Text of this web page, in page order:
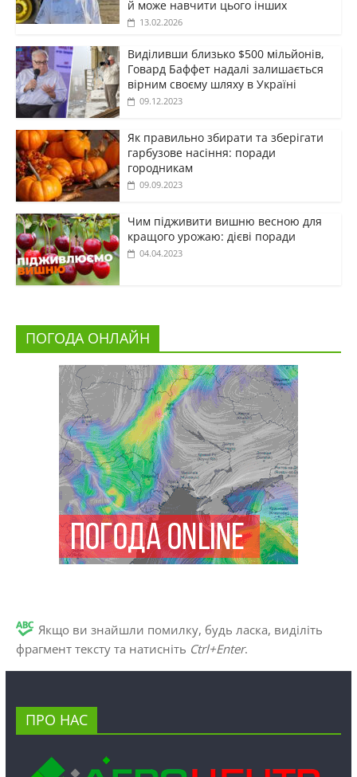
й може навчити цього інших
13.02.2026
Виділивши близько $500 мільйонів,
Говард Баффет надалі залишається
вірним своєму шляху в Україні
09.12.2023
Як правильно збирати та зберігати
гарбузове насіння: поради
городникам
09.09.2023
Чим підживити вишню весною для
кращого урожаю: дієві поради
04.04.2023
ПОГОДА ОНЛАЙН
Якщо ви знайшли помилку, будь ласка, виділіть
фрагмент тексту та натисніть Ctrl+Enter.
ПРО НАС